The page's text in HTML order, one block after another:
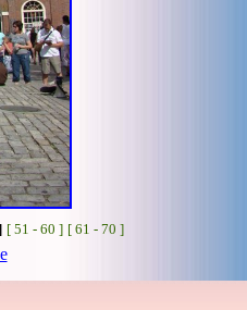
[ 51 - 60 ] [ 61 - 70 ]